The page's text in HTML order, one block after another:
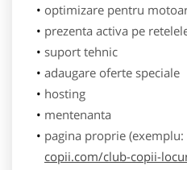
optimizare pentru
prezenta activa pe
suport tehnic
adaugare oferte speciale
hosting
mentenanta
pagina proprie (exemplu:
copii.com/club-copii-